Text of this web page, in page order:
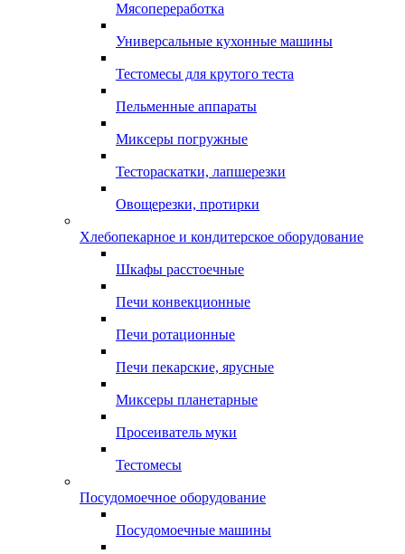
Мясопереработка
Универсальные кухонные машины
Тестомесы для крутого теста
Пельменные аппараты
Миксеры погружные
Тестораскатки, лапшерезки
Овощерезки, протирки
Хлебопекарное и кондитерское оборудование
Шкафы расстоечные
Печи конвекционные
Печи ротационные
Печи пекарские, ярусные
Миксеры планетарные
Просеиватель муки
Тестомесы
Посудомоечное оборудование
Посудомоечные машины